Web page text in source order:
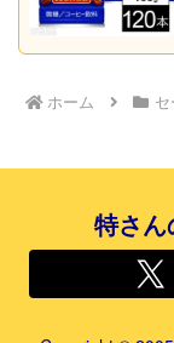
ホーム
特さん